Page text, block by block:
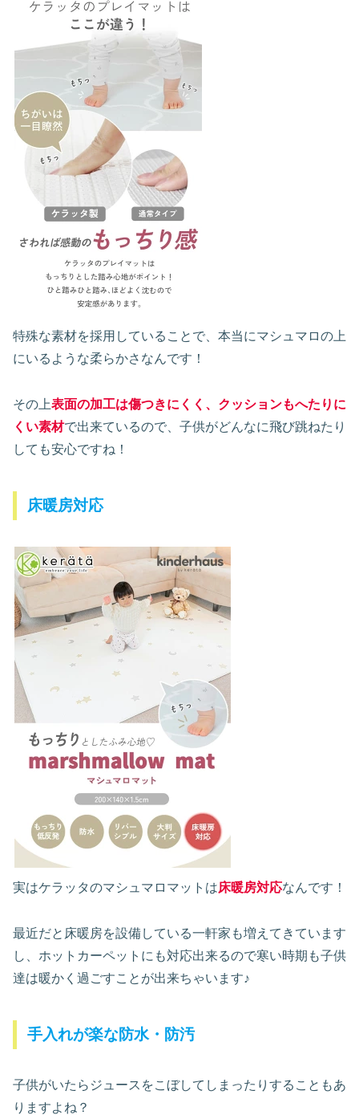
特殊な素材を採用していることで、本当にマシュマロの上
にいるような柔らかさなんです！
その上表面の加工は傷つきにくく、クッションもへたりに
くい素材で出来ているので、子供がどんなに飛び跳ねたり
しても安心ですね！
床暖房対応
実はケラッタのマシュマロマットは床暖房対応なんです！
最近だと床暖房を設備している一軒家も増えてきています
し、ホットカーペットにも対応出来るので寒い時期も子供
達は暖かく過ごすことが出来ちゃいます♪
手入れが楽な防水・防汚
子供がいたらジュースをこぼしてしまったりすることもあ
りますよね？